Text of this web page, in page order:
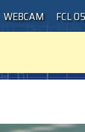
WEBCAM FCL